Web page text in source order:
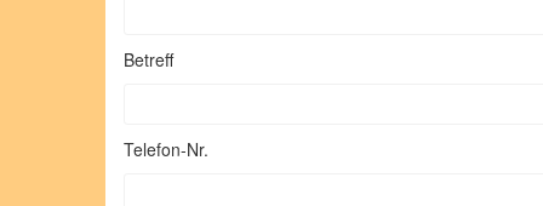
Betreff
Telefon-Nr.